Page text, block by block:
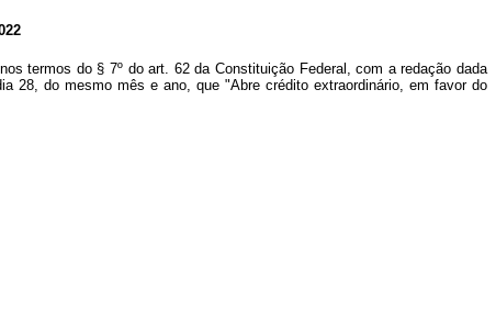
termos do § 7º do art. 62 da Constituição Federal, com a redação dada
28, do mesmo mês e ano, que "Abre crédito extraordinário, emfavor do